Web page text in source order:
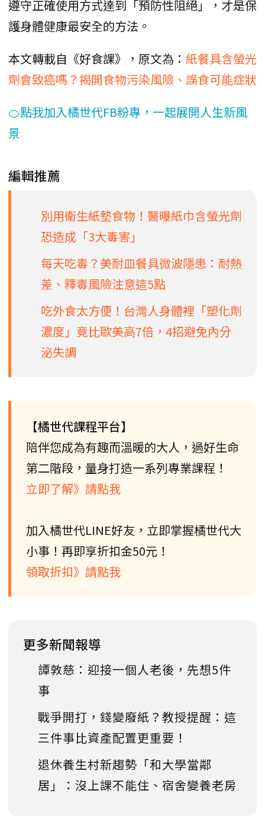
遵守正確使用方式達到「預防性阻絕」，才是保
護身體健康最安全的方法。
本文轉載自《好食課》，原文為： 紙餐具含螢光
劑會致癌嗎？揭開食物污染風險、誤食可能症狀
🍊點我加入橘世代FB粉專，一起展開人生新風
景
編輯推薦
別用衛生紙墊食物！醫曝紙巾含螢光劑
恐造成「3大毒害」
每天吃毒？美耐皿餐具微波隱患：耐熱
差、釋毒風險注意這5點
吃外食太方便！台灣人身體裡「塑化劑
濃度」竟比歐美高7倍，4招避免內分
泌失調
【橘世代課程平台】
陪伴您成為有趣而溫暖的大人，過好生命
第二階段，量身打造一系列專業課程！
立即了解》請點我
加入橘世代LINE好友，立即掌握橘世代大
小事！再即享折扣金50元！
領取折扣》請點我
更多新聞報導
譚敦慈：迎接一個人老後，先想5件
事
戰爭開打，錢變廢紙？教授提醒：這
三件事比資產配置更重要！
退休養生村新趨勢「和大學當鄰
居」：沒上課不能住、宿舍變養老房